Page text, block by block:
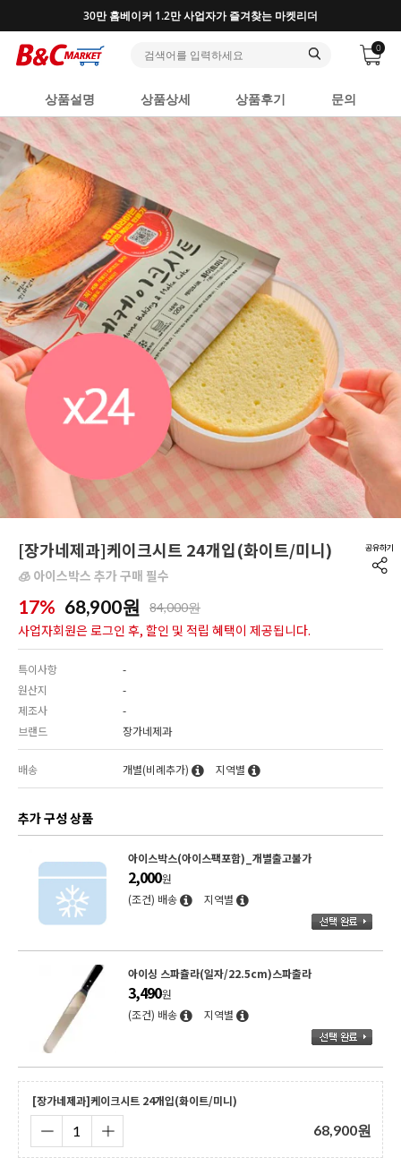
30만 홈베이커 1.2만 사업자가 즐겨찾는 마켓리더
0
상품설명 상품상세 상품후기 문의
[장가네제과]케이크시트 24개입(화이트/미니)
🧊 아이스박스 추가 구매 필수
17% 68,900원 84,000원
사업자회원은 로그인 후, 할인 및 적립 혜택이 제공됩니다.
특이사항
-
원산지
-
제조사
-
브랜드
장가네제과
배송 개별(비례추가) 지역별
추가 구성 상품
케이크돌림판(스텐회전판) 305xH65
22,900원
(조건) 배송
지역별
[코지아트]케이크박스(무지1호/받침포함)
1,690원
(조건) 배송
지역별
[장가네제과]케이크시트 24개입(화이트/미니)
68,900원